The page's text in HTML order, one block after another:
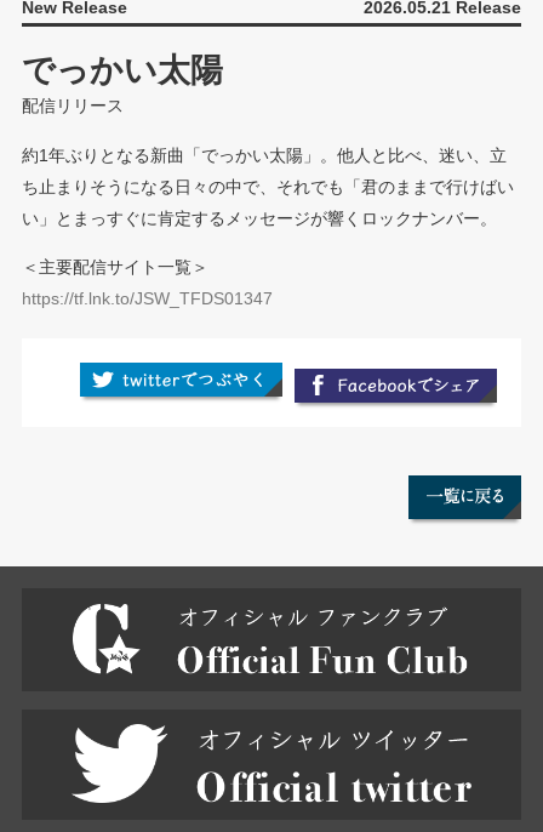
New Release 2026.05.21 Release
でっかい太陽
配信リリース
約1年ぶりとなる新曲「でっかい太陽」。他人と比べ、迷い、立
ち止まりそうになる日々の中で、それでも「君のままで行けばい
い」とまっすぐに肯定するメッセージが響くロックナンバー。
＜主要配信サイト一覧＞
https://tf.lnk.to/JSW_TFDS01347